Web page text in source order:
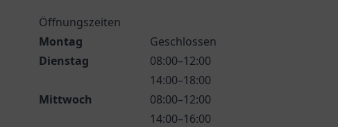
Öffnungszeiten
Montag
Geschlossen
Dienstag
08:00–12:00
14:00–18:00
Mittwoch
08:00–12:00
14:00–16:00